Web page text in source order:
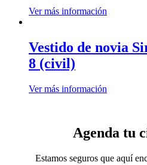
Ver más información
Vestido de novia
8 (civil)
Ver más información
Agenda tu
Estamos seguros que aquí